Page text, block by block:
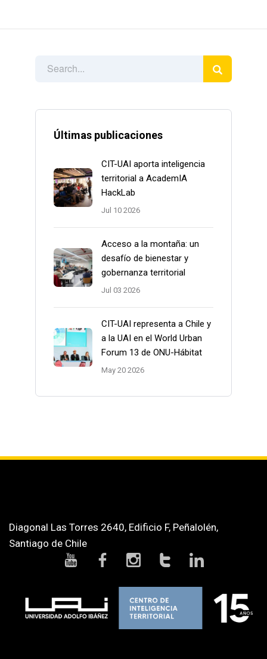
Últimas publicaciones
CIT-UAI aporta inteligencia
territorial a AcademIA
HackLab
Jul 10 2026
Acceso a la montaña: un
desafío de bienestar y
gobernanza territorial
Jul 03 2026
CIT-UAI representa a Chile y
a la UAI en el World Urban
Forum 13 de ONU-Hábitat
May 20 2026
Diagonal Las Torres 2640, Edificio F, Peñalolén,
Santiago de Chile